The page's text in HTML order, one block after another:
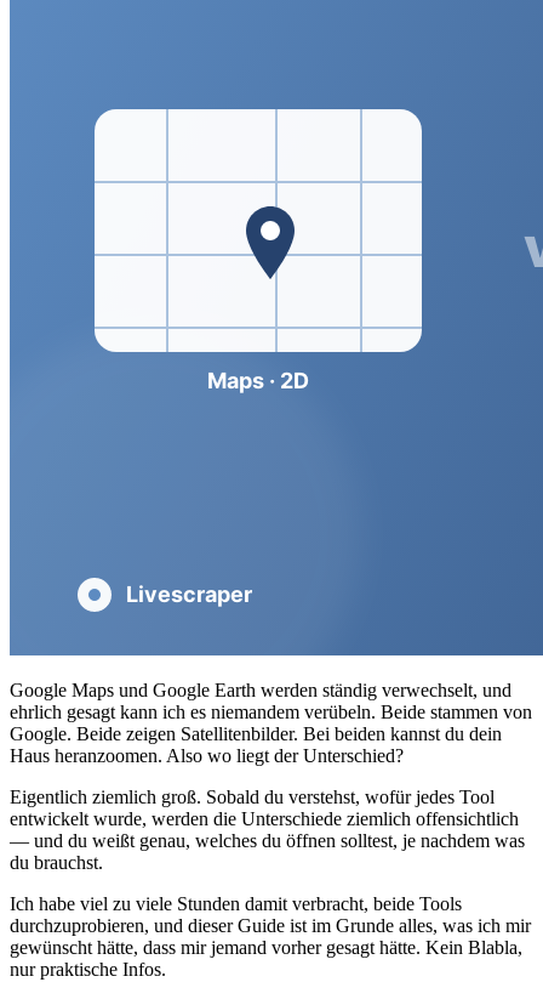
Google Maps und Google Earth werden ständig verwechselt, und
ehrlich gesagt kann ich es niemandem verübeln. Beide stammen von
Google. Beide zeigen Satellitenbilder. Bei beiden kannst du dein
Haus heranzoomen. Also wo liegt der Unterschied?
Eigentlich ziemlich groß. Sobald du verstehst, wofür jedes Tool
entwickelt wurde, werden die Unterschiede ziemlich offensichtlich
— und du weißt genau, welches du öffnen solltest, je nachdem was
du brauchst.
Ich habe viel zu viele Stunden damit verbracht, beide Tools
durchzuprobieren, und dieser Guide ist im Grunde alles, was ich mir
gewünscht hätte, dass mir jemand vorher gesagt hätte. Kein Blabla,
nur praktische Infos.